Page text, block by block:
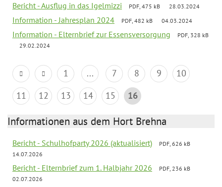
Bericht - Ausflug in das Igelmizzi PDF, 475 kB 28.03.2024
Information - Jahresplan 2024 PDF, 482 kB 04.03.2024
Information - Elternbrief zur Essensversorgung
PDF, 328 kB
29.02.2024
1 ... 7 8 9
10
11
12 13 14 15 16
Informationen aus dem Hort Brehna
Bericht - Schulhofparty 2026 (aktualisiert)
PDF, 626 kB
14.07.2026
Bericht - Elternbrief zum 1. Halbjahr 2026
PDF, 236 kB
02.07.2026